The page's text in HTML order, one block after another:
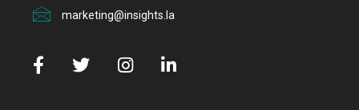
marketing@insights.la